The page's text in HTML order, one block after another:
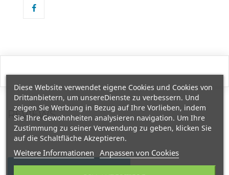
REVIEWS
Diese Website verwendet eigene Cookies und Cookies von
Drittanbietern, um unsereDienste zu verbessern. Und
zeigen Sie Werbung in Bezug auf Ihre Vorlieben, indem
Sie Ihre Gewohnheiten analysieren navigation. Um Ihre
Zustimmung zu seiner Verwendung zu geben, klicken Sie
auf die Schaltfläche Akzeptieren.
Weitere Informationen Anpassen von Cookies